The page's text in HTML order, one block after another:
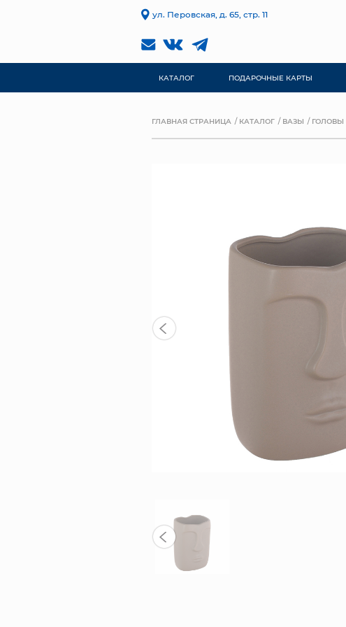
ул. Перовская, д. 65, стр. 11
КАТАЛОГ ПОДАРОЧНЫЕ КАРТЫ
ГЛАВНАЯ СТРАНИЦА КАТАЛОГ ВАЗЫ ГОЛОВЫ